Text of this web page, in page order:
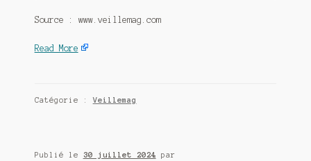
Source : www.veillemag.com
Read More
Catégorie :Veillemag
Publié le 30 juillet 2024 par